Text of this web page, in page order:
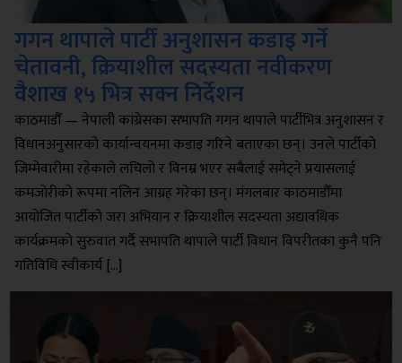
गगन थापाले पार्टी अनुशासन कडाइ गर्ने
चेतावनी, क्रियाशील सदस्यता नवीकरण
वैशाख १५ भित्र सक्न निर्देशन
काठमाडौँ — नेपाली कांग्रेसका सभापति गगन थापाले पार्टीभित्र अनुशासन र
विधानअनुसारको कार्यान्वयनमा कडाइ गरिने बताएका छन्। उनले पार्टीको
जिम्मेवारीमा रहेकाले लचिलो र विनम्र भएर सबैलाई समेट्ने प्रयासलाई
कमजोरीको रूपमा नलिन आग्रह गरेका छन्। मंगलबार काठमाडौँमा
आयोजित पार्टीको जरा अभियान र क्रियाशील सदस्यता अद्यावधिक
कार्यक्रमको सुरुवात गर्दै सभापति थापाले पार्टी विधान विपरीतका कुनै पनि
गतिविधि स्वीकार्य […]